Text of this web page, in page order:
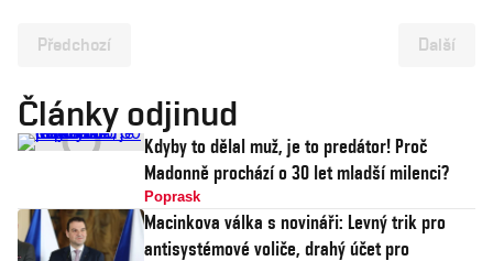
Předchozí Další
Články odjinud
Kdyby to dělal muž, je to predátor! Proč
Madonně prochází o 30 let mladší milenci?
Poprask
Macinkova válka s novináři: Levný trik pro
antisystémové voliče, drahý účet pro